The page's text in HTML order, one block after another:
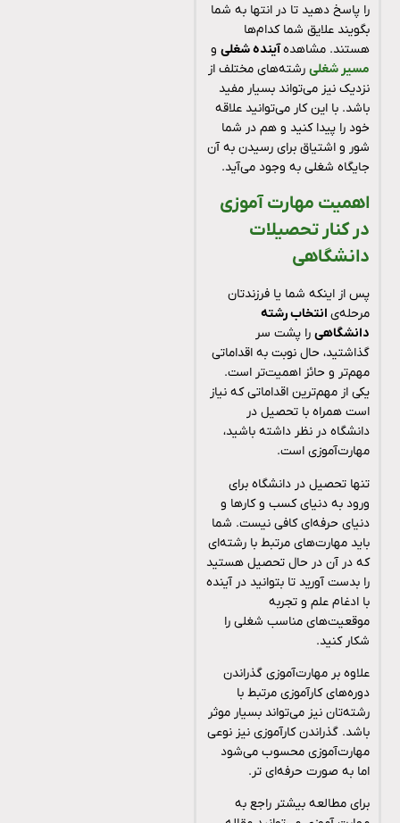
را پاسخ دهید تا در انتها به شما
بگویند علایق شما کدام‌ها
هستند. مشاهدهآینده شغلیو
مسیر شغلیرشته‌های مختلف از
نزدیک نیز می‌تواند بسیار مفید
باشد. با این کار می‌توانید علاقه
خود را پیدا کنید و هم در شما
شور و اشتیاق برای رسیدن به آن
جایگاه شغلی به وجود می‌آید.
اهمیت مهارت آموزی
در کنار تحصیلات
دانشگاهی
پس از اینکه شما یا فرزندتان
مرحله‌یانتخاب رشته
دانشگاهیرا پشت سر
گذاشتید، حال نوبت به اقداماتی
مهم‌تر و حائز اهمیت‌‌تر است.
یکی از مهم‌ترین اقداماتی که نیاز
است همراه با تحصیل در
دانشگاه در نظر داشته باشید،
مهارت‌آموزی است.
تنها تحصیل در دانشگاه برای
ورود به دنیای کسب و کارها و
دنیای حرفه‌ای کافی نیست. شما
باید مهارت‌های مرتبط با رشته‌ای
که در آن در حال تحصیل هستید
را بدست آورید تا بتوانید در آینده
با ادغام علم و تجربه
موقعیت‌های مناسب شغلی را
شکار کنید.
علاوه بر مهارت‌آموزی گذراندن
دوره‌های کارآموزی مرتبط با
رشته‌تان نیز می‌تواند بسیار موثر
باشد. گذراندن کارآموزی نیز نوعی
مهارت‌آموزی محسوب می‌شود
اما به صورت حرفه‌ای تر.
برای مطالعه بیشتر راجع به